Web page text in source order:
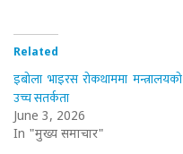
Related
इबोला भाइरस रोकथाममा मन्त्रालयको
उच्च सतर्कता
June 3, 2026
In "मुख्य समाचार"